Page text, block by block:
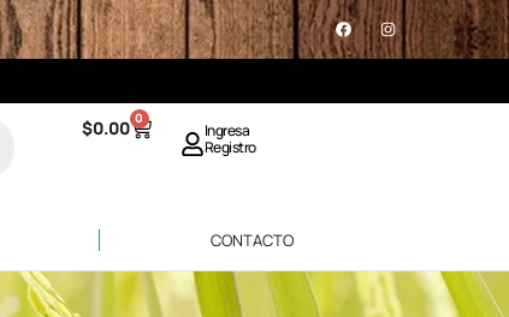
$0.00 0
Ingresa
Registro
CONTACTO